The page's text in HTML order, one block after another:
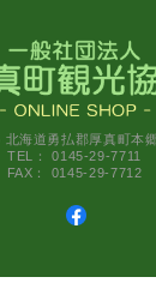
海道勇払郡厚真町本
TEL： 0145-29-7711
FAX： 0145-29-7712